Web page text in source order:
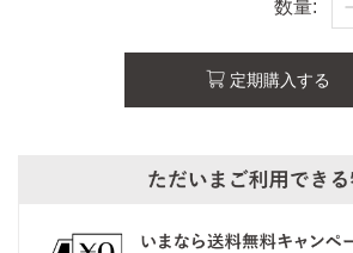
数量:
定期購入する